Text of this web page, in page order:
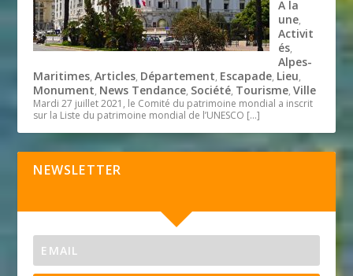
A la
une,
Activit
és,
Alpes-
Maritimes,Articles, Département, Escapade, Lieu,
Monument, News Tendance, Société, Tourisme,Ville
Mardi 27 juillet 2021, le Comité du patrimoine mondial a inscrit
sur la Liste du patrimoine mondial de l’UNESCO […]
NEWSLETTER